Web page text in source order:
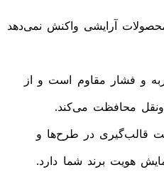
محصولات آرایشی واکنش نمی‌دهد
و فشار مقاوم است و از
محافظت می‌کند.
قالب‌گیری در طرح‌ها و
هویت برند شما دارد.